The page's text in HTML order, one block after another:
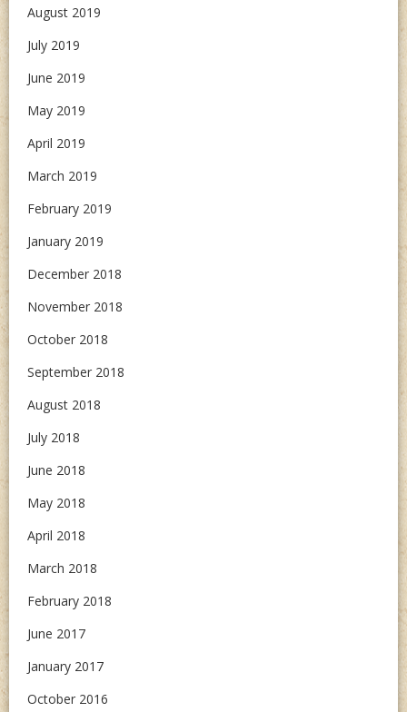
August 2019
July 2019
June 2019
May 2019
April 2019
March 2019
February 2019
January 2019
December 2018
November 2018
October 2018
September 2018
August 2018
July 2018
June 2018
May 2018
April 2018
March 2018
February 2018
June 2017
January 2017
October 2016